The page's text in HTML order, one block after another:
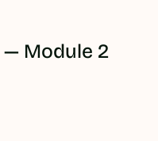
Module 2